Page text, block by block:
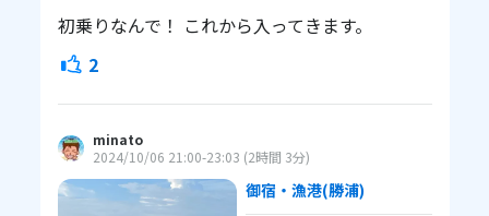
初乗りなんで！ これから入ってきます。
2
minato
2024/10/06 21:00-23:03 (2時間 3分)
御宿・漁港(勝浦)